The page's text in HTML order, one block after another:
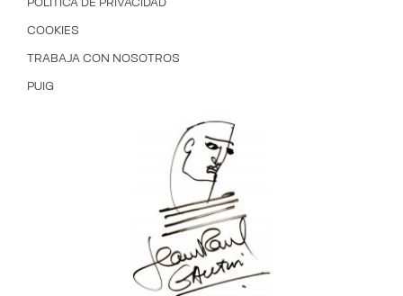
COOKIES
TRABAJA CON NOSOTROS
PUIG